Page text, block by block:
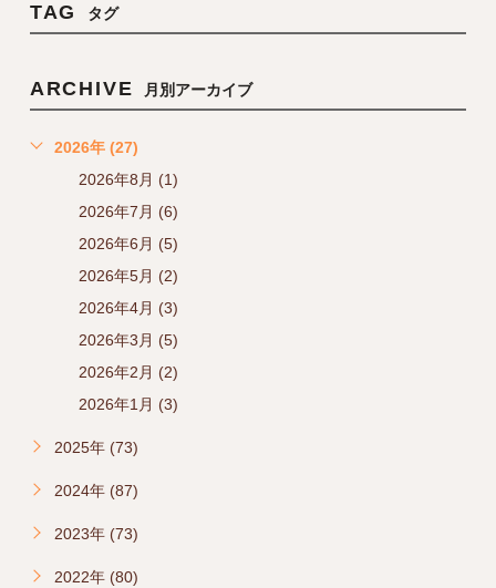
TAG タグ
ARCHIVE 月別アーカイブ
2026年 (27)
2026年8月 (1)
2026年7月 (6)
2026年6月 (5)
2026年5月 (2)
2026年4月 (3)
2026年3月 (5)
2026年2月 (2)
2026年1月 (3)
2025年 (73)
2024年 (87)
2023年 (73)
2022年 (80)